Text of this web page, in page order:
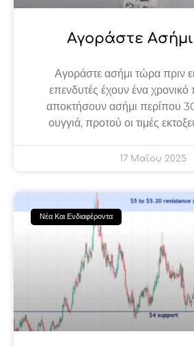
Αγοράστε
Αγοράστε ασήμι τώρα πριν
επενδυτές έχουν ένα χρονικό
αποκτήσουν ασήμι περίπου
ουγγιά, προτού οι τιμές
17 Μαΐου 2025
Νέα Και Ενδιαφέροντα